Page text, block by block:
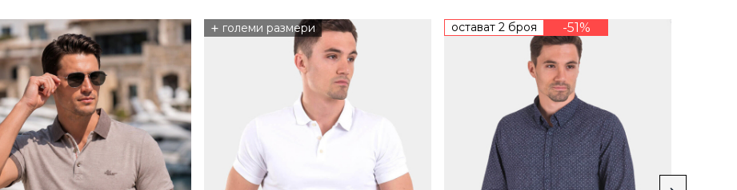
+ големи размери остават 2 броя -51%